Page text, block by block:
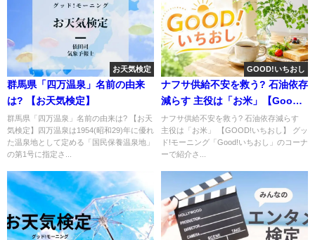
お天気検定
群馬県「四万温泉」名前の由来
は? 【お天気検定】
群馬県「四万温泉」名前の由来は? 【お天
気検定】四万温泉は1954(昭和29)年に優れ
た温泉地として定める「国民保養温泉地」
の第1号に指定さ...
GOOD!いちおし
ナフサ供給不安を救う? 石油依存
減らす 主役は「お米」【Good!
いちおし】
ナフサ供給不安を救う? 石油依存減らす
主役は「お米」 【GOOD!いちおし】 グッ
ド!モーニング「Good!いちおし」のコーナ
ーで紹介さ...